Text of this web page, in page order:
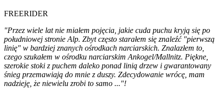
FREERIDER
"Przez wiele lat nie miałem pojęcia, jakie cuda puchu kryją się po
południowej stronie Alp. Zbyt często starałem się znaleźć "pierwszą
linię" w bardziej znanych ośrodkach narciarskich. Znalazłem to,
czego szukałem w ośrodku narciarskim Ankogel/Mallnitz. Piękne,
szerokie stoki z puchem daleko ponad linią drzew i gwarantowany
śnieg przemawiają do mnie z duszy. Zdecydowanie wrócę, mam
nadzieję, że niewielu zrobi to samo ..."!